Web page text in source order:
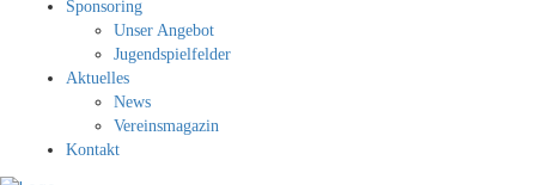
Sponsoring
Unser Angebot
Jugendspielfelder
Aktuelles
News
Vereinsmagazin
Kontakt